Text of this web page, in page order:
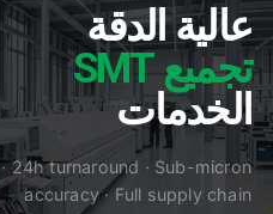
عالية الدقة
تجميع SMT
الخدمات
24h turnaround · Sub-micron
accuracy · Full supply chain